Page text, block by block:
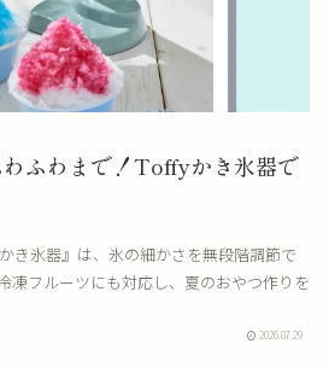
ふわまで！Toffyかき氷器で
き氷器』は、氷の細かさを無段階調節で
凍フルーツにも対応し、夏のおやつ作りを
2026.07.29